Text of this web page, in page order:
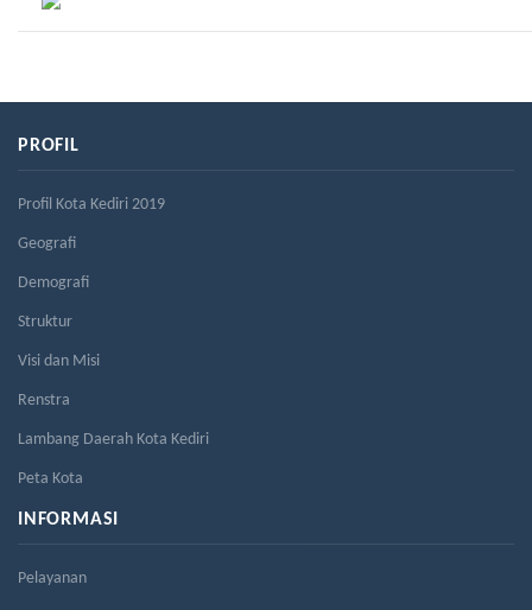
PROFIL
Profil Kota Kediri 2019
Geografi
Demografi
Struktur
Visi dan Misi
Renstra
Lambang Daerah Kota Kediri
Peta Kota
INFORMASI
Pelayanan